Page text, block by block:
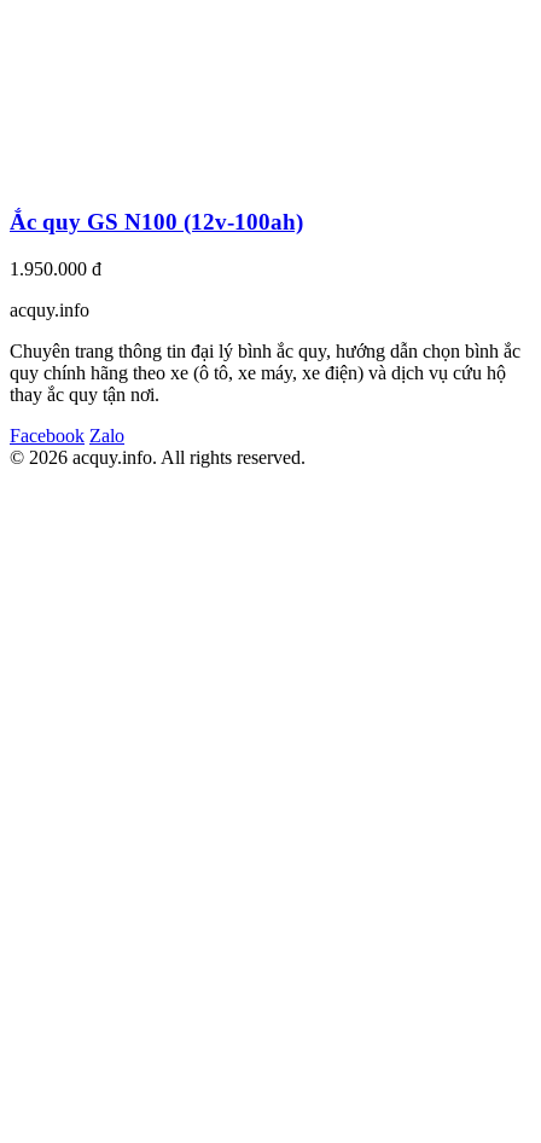
Ắc quy GS N100 (12v-100ah)
1.950.000 đ
acquy.info
Chuyên trang thông tin đại lý bình ắc quy, hướng dẫn chọn bình ắc
quy chính hãng theo xe (ô tô, xe máy, xe điện) và dịch vụ cứu hộ
thay ắc quy tận nơi.
Facebook Zalo
© 2026 acquy.info. All rights reserved.